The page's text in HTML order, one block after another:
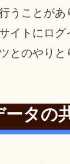
うことがあ
イトにログ
とのやりと
タの